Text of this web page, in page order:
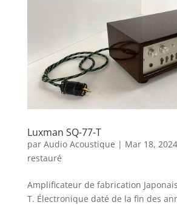
Luxman SQ-77-T
par Audio Acoustique | Mar 18, 2024
restauré
Amplificateur de fabrication
T. Électronique daté de la fin des